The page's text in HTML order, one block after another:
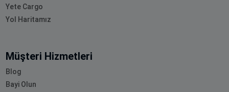
Yete Cargo
Yol Haritamız
Müşteri Hizmetleri
Blog
Bayi Olun